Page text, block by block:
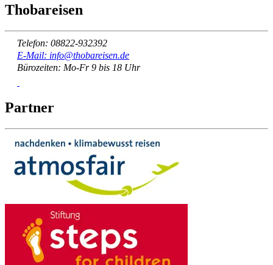
Thobareisen
Telefon: 08822-932392
E-Mail: info@thobareisen.de
Bürozeiten: Mo-Fr 9 bis 18 Uhr
Partner